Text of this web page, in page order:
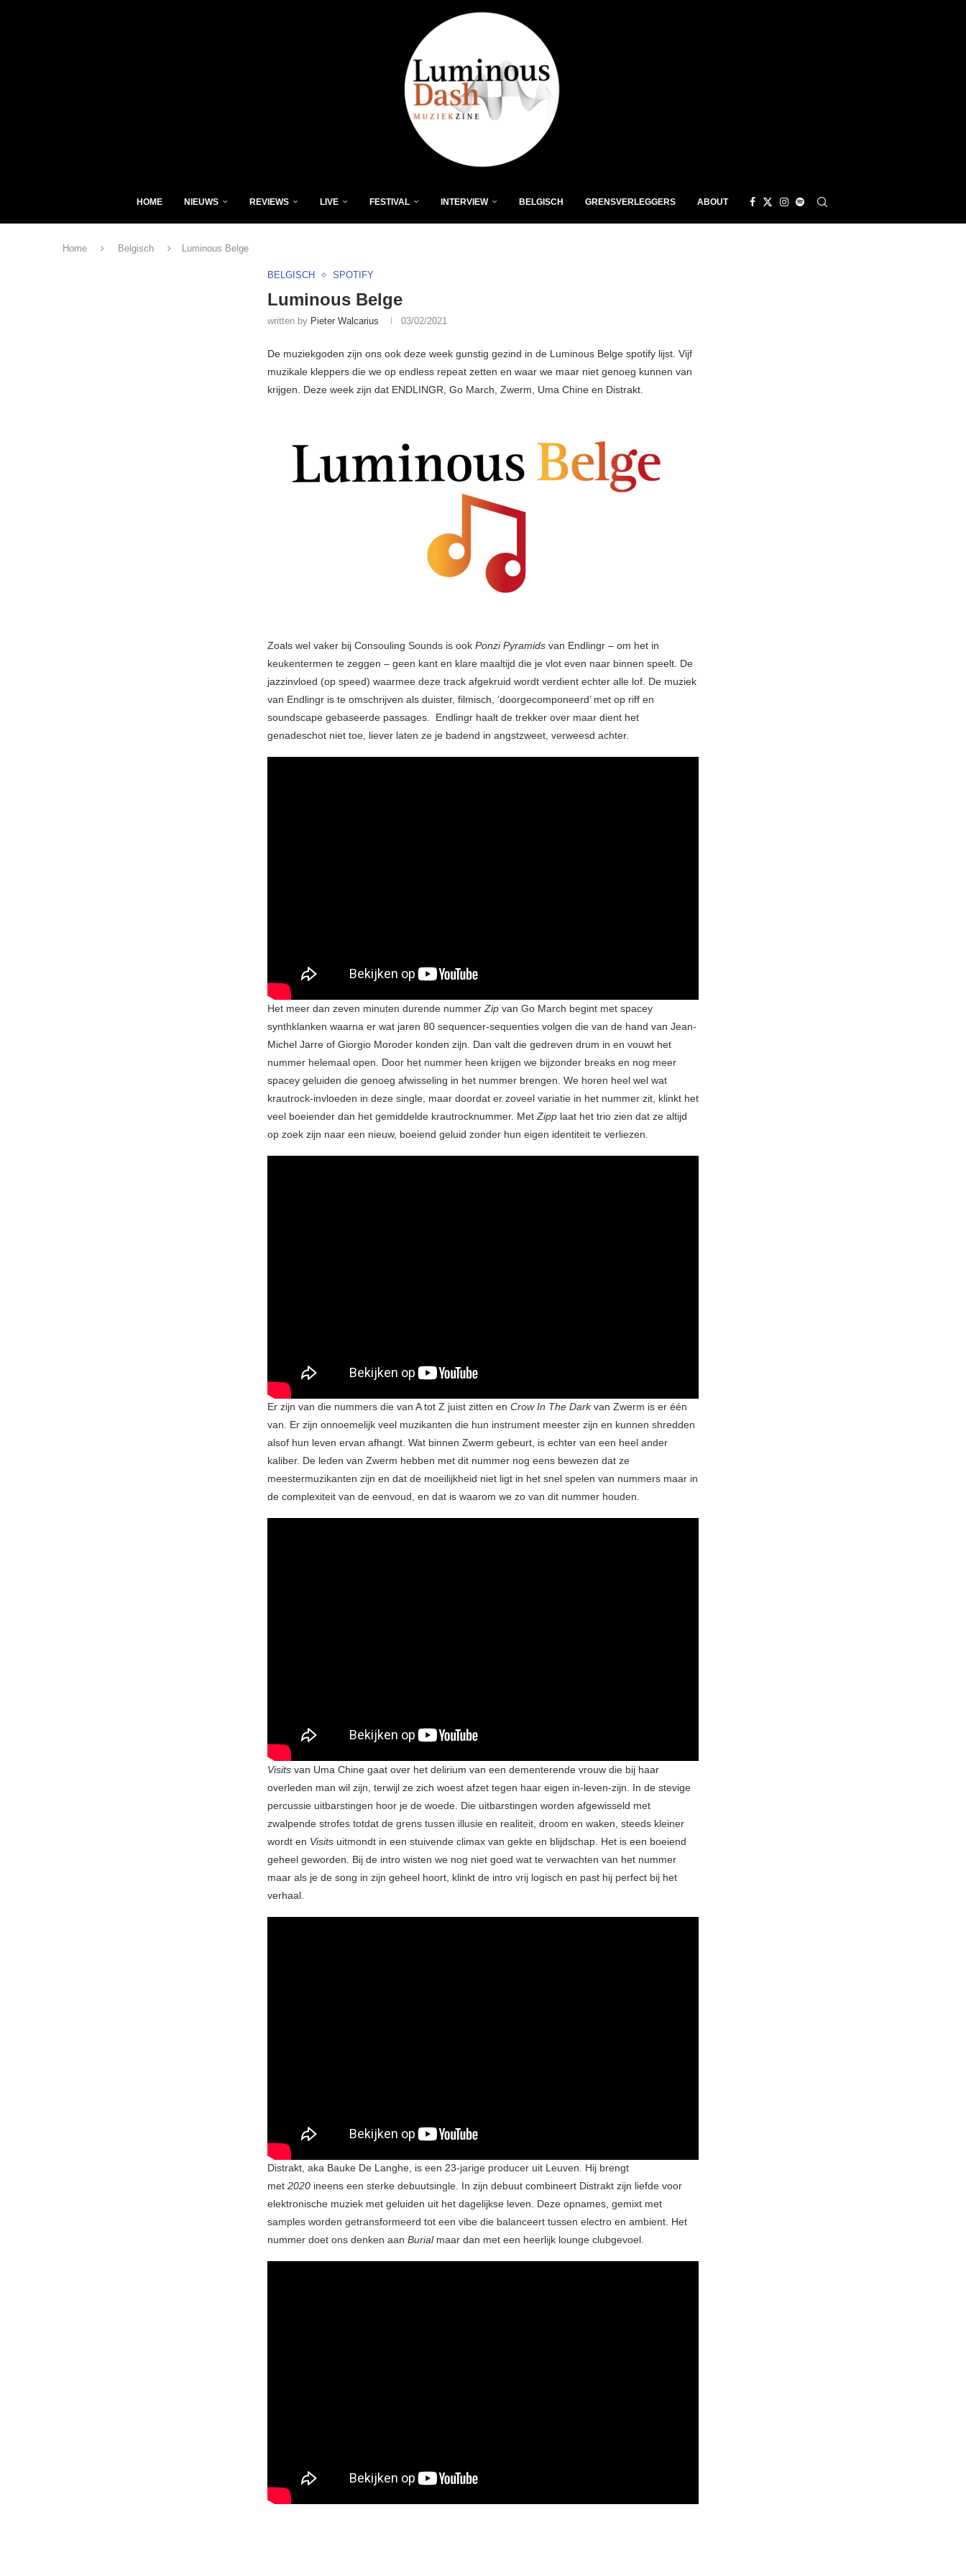
HOME NIEUWS REVIEWS LIVE FESTIVAL INTERVIEW BELGISCH GRENSVERLEGGERS ABOUT
Home Belgisch Luminous Belge
BELGISCH SPOTIFY
Luminous Belge
written by Pieter Walcarius 03/02/2021
De muziekgoden zijn ons ook deze week gunstig gezind in de Luminous Belge spotify lijst. Vijf
muzikale kleppers die we op endless repeat zetten en waar we maar niet genoeg kunnen van
krijgen. Deze week zijn dat ENDLINGR, Go March, Zwerm, Uma Chine en Distrakt.
Zoals wel vaker bij Consouling Sounds is ook Ponzi Pyramids van Endlingr – om het in
keukentermen te zeggen – geen kant en klare maaltijd die je vlot even naar binnen speelt. De
jazzinvloed (op speed) waarmee deze track afgekruid wordt verdient echter alle lof. De muziek
van Endlingr is te omschrijven als duister, filmisch, ‘doorgecomponeerd’ met op riff en
soundscape gebaseerde passages. Endlingr haalt de trekker over maar dient het
genadeschot niet toe, liever laten ze je badend in angstzweet, verweesd achter.
Het meer dan zeven minuten durende nummer Zip van Go March begint met spacey
synthklanken waarna er wat jaren 80 sequencer-sequenties volgen die van de hand van Jean-
Michel Jarre of Giorgio Moroder konden zijn. Dan valt die gedreven drum in en vouwt het
nummer helemaal open. Door het nummer heen krijgen we bijzonder breaks en nog meer
spacey geluiden die genoeg afwisseling in het nummer brengen. We horen heel wel wat
krautrock-invloeden in deze single, maar doordat er zoveel variatie in het nummer zit, klinkt het
veel boeiender dan het gemiddelde krautrocknummer. Met Zipp laat het trio zien dat ze altijd
op zoek zijn naar een nieuw, boeiend geluid zonder hun eigen identiteit te verliezen.
Er zijn van die nummers die van A tot Z juist zitten en Crow In The Darkvan Zwerm is er één
van. Er zijn onnoemelijk veel muzikanten die hun instrument meester zijn en kunnen shredden
alsof hun leven ervan afhangt. Wat binnen Zwerm gebeurt, is echter van een heel ander
kaliber. De leden van Zwerm hebben met dit nummer nog eens bewezen dat ze
meestermuzikanten zijn en dat de moeilijkheid niet ligt in het snel spelen van nummers maar in
de complexiteit van de eenvoud, en dat is waarom we zo van dit nummer houden.
Visits van Uma Chine gaat over het delirium van een dementerende vrouw die bij haar
overleden man wil zijn, terwijl ze zich woest afzet tegen haar eigen in-leven-zijn. In de stevige
percussie uitbarstingen hoor je de woede. Die uitbarstingen worden afgewisseld met
zwalpende strofes totdat de grens tussen illusie en realiteit, droom en waken, steeds kleiner
wordt en Visits uitmondt in een stuivende climax van gekte en blijdschap. Het is een boeiend
geheel geworden. Bij de intro wisten we nog niet goed wat te verwachten van het nummer
maar als je de song in zijn geheel hoort, klinkt de intro vrij logisch en past hij perfect bij het
verhaal.
Distrakt, aka Bauke De Langhe, is een 23-jarige producer uit Leuven. Hij brengt
met 2020 ineens een sterke debuutsingle. In zijn debuut combineert Distrakt zijn liefde voor
elektronische muziek met geluiden uit het dagelijkse leven. Deze opnames, gemixt met
samples worden getransformeerd tot een vibe die balanceert tussen electro en ambient. Het
nummer doet ons denken aan Burial maar dan met een heerlijk lounge clubgevoel.